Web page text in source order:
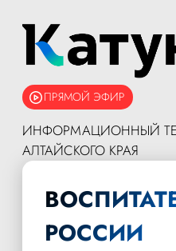
ПРЯМОЙ ЭФИР
ИНФОРМАЦИОННЫЙ
АЛТАЙСКОГО КРАЯ
РОССИИ